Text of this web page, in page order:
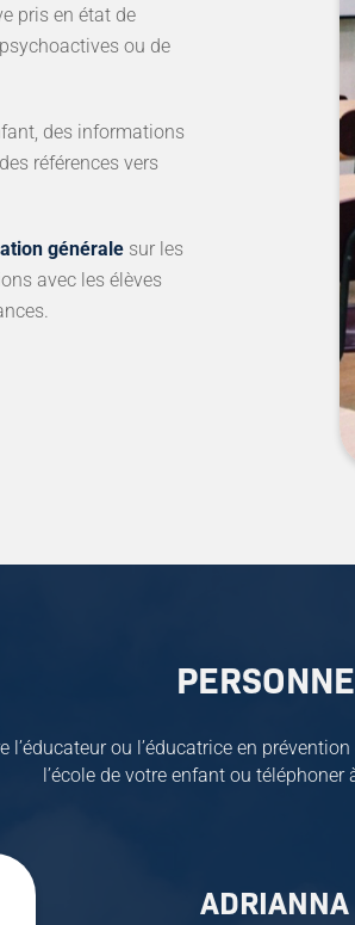
pris en état de
ou de
des informations
références vers
générale sur les
avec les élèves
l’éducateur ou l’éducatrice en
l’école de votre enfant ou téléphoner
ADRIANNA